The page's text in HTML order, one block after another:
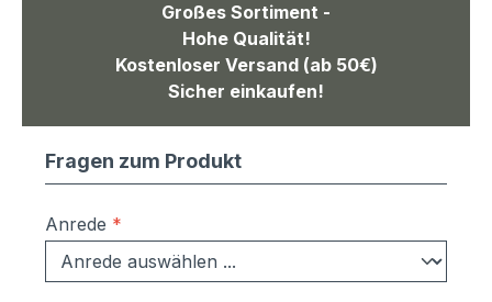
Großes Sortiment -
Hohe Qualität!
Kostenloser Versand (ab 50€)
Sicher einkaufen!
Fragen zum Produkt
Anrede *